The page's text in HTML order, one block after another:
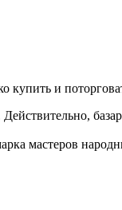
купить и
мастеров